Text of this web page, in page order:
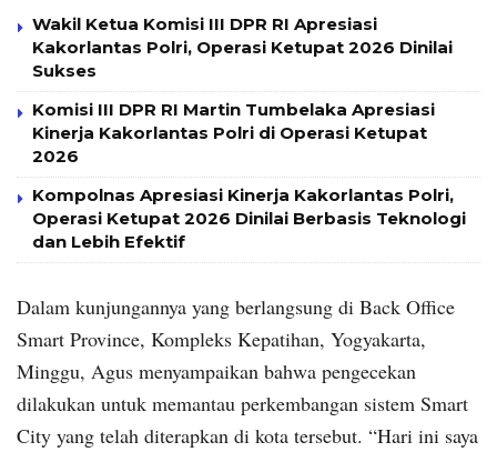
Wakil Ketua Komisi III DPR RI Apresiasi
Kakorlantas Polri, Operasi Ketupat 2026 Dinilai
Sukses
Komisi III DPR RI Martin Tumbelaka Apresiasi
Kinerja Kakorlantas Polri di Operasi Ketupat
2026
Kompolnas Apresiasi Kinerja Kakorlantas Polri,
Operasi Ketupat 2026 Dinilai Berbasis Teknologi
dan Lebih Efektif
Dalam kunjungannya yang berlangsung di Back Office
Smart Province, Kompleks Kepatihan, Yogyakarta,
Minggu, Agus menyampaikan bahwa pengecekan
dilakukan untuk memantau perkembangan sistem Smart
City yang telah diterapkan di kota tersebut. “Hari ini saya